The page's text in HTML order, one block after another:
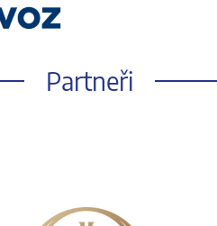
Partneři